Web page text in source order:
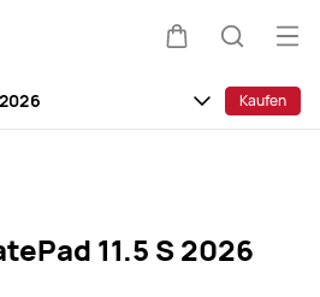
Kaufen
11.5 S 2026